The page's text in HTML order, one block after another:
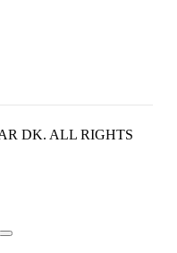
DK. ALL RIGHTS